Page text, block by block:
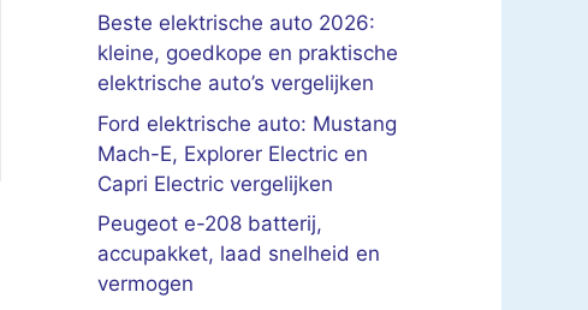
Beste elektrische auto 2026:
kleine, goedkope en praktische
elektrische auto’s vergelijken
Ford elektrische auto: Mustang
Mach-E, Explorer Electric en
Capri Electric vergelijken
Peugeot e-208 batterij,
accupakket, laad snelheid en
vermogen